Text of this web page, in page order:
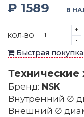
₽ 1589 В
КОЛ-ВО
+
-
Быстрая покупка
Технические
Бренд: NSK
Внутренний ∅
Внешний ∅